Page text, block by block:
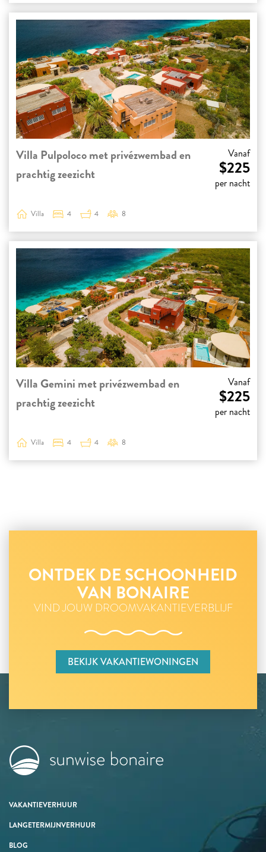
Villa Pulpoloco met privézwembad en
prachtig zeezicht
Vanaf
$225
per nacht
Villa 4 4 8
Villa Gemini met privézwembad en
prachtig zeezicht
Vanaf
$225
per nacht
Villa 4 4 8
ONTDEK DE SCHOONHEID
VAN BONAIRE
VIND JOUW DROOMVAKANTIEVERBLIJF
BEKIJK VAKANTIEWONINGEN
VAKANTIEVERHUUR
LANGETERMIJNVERHUUR
BLOG